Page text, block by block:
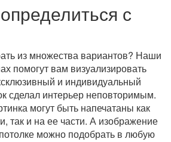
определиться с
из множества вариантов? Наши
помогут вам визуализировать
и индивидуальный
сделал интерьер неповторимым.
могут быть напечатаны как
так и на ее части. А изображение
можно подобрать в любую